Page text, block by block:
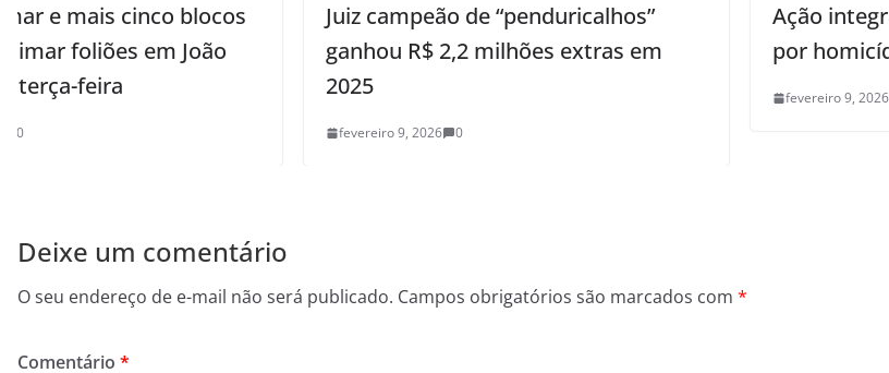
Juiz campeão de “penduricalhos”
ganhou R$ 2,2 milhões extras em
2025
Ação integrada: PM captura acusado
por homicídio em Aeroporto
Deixe um comentário
O seu endereço de e-mail não será publicado. Campos obrigatórios são marcados com *
Comentário *